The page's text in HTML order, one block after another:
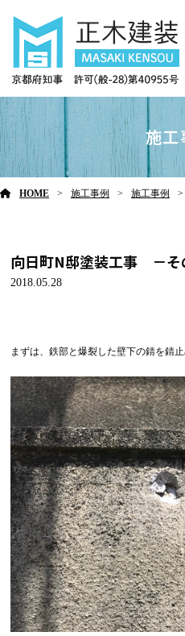
施工
HOME 施工事例 施工事例
向日町N邸塗装工事 －そ
2018.05.28
まずは、鉄部と爆裂した壁下の錆を錆止